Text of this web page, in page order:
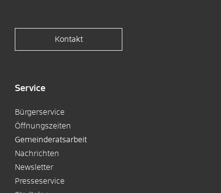
Kontakt
Service
Bürgerservice
Öffnungszeiten
Gemeinderatsarbeit
Nachrichten
Newsletter
Presseservice